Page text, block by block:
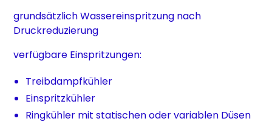
grundsätzlich Wassereinspritzung nach
Druckreduzierung
verfügbare Einspritzungen:
Treibdampfkühler
Einspritzkühler
Ringkühler mit statischen oder variablen Düsen